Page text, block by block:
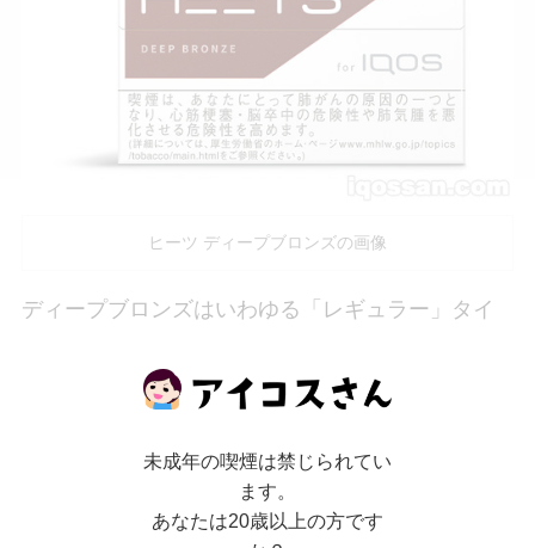
ヒーツ ディープブロンズの画像
ディープブロンズはいわゆる「レギュラー」タイ
」と表現されています。
吸ってみた感じ、癖が少ないヒートスティックレ
ギュラーといったところでしょうか。グローのネ
オスティックレギュラーに近いかも？プルームテ
未成年の喫煙は禁じられてい
ます。
あなたは20歳以上の方です